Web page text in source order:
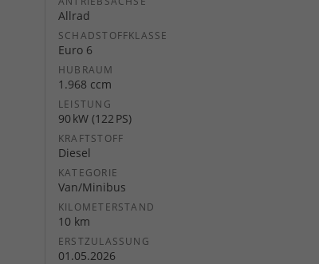
Allrad
SCHADSTOFFKLASSE
Euro 6
HUBRAUM
1.968 ccm
LEISTUNG
90 kW (122 PS)
KRAFTSTOFF
Diesel
KATEGORIE
Van/Minibus
KILOMETERSTAND
10 km
ERSTZULASSUNG
01.05.2026